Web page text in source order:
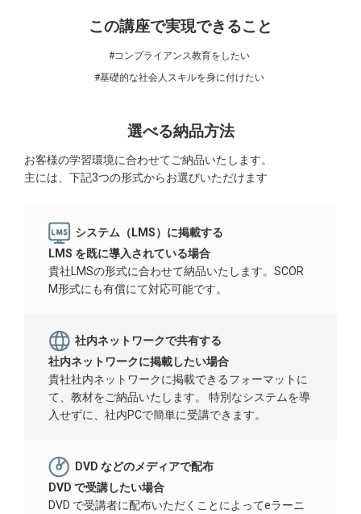
この講座で実現できること
#コンプライアンス教育をしたい
#基礎的な社会人スキルを身に付けたい
選べる納品方法
お客様の学習環境に合わせてご納品いたします。
主には、下記3つの形式からお選びいただけます
システム（LMS）に掲載する
LMS を既に導入されている場合
貴社LMSの形式に合わせて納品いたします。SCOR
M形式にも有償にて対応可能です。
社内ネットワークで共有する
社内ネットワークに掲載したい場合
貴社社内ネットワークに掲載できるフォーマットに
て、教材をご納品いたします。 特別なシステムを導
入せずに、社内PCで簡単に受講できます。
DVD などのメディアで配布
DVD で受講したい場合
DVD で受講者に配布いただくことによってeラーニ